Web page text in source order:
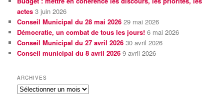
actes 3 juin 2026
Conseil Municipal du 28 mai 2026 29 mai 2026
Démocratie, un combat de tous les jours! 6 mai 2026
Conseil Municipal du 27 avril 2026 30 avril 2026
Conseil municipal du 8 avril 2026 9 avril 2026
ARCHIVES
archives